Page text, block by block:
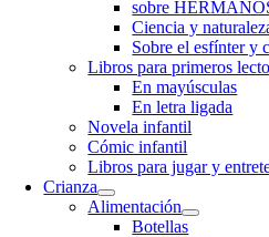
sobre
Ciencia y
Sobre el esfínter y
Libros para primeros
En mayúsculas
En letra ligada
Novela infantil
Cómic infantil
Libros para jugar y
Crianza
Alimentación
Botellas